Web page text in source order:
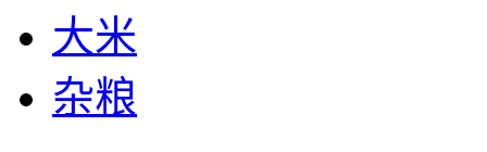
大米
杂粮